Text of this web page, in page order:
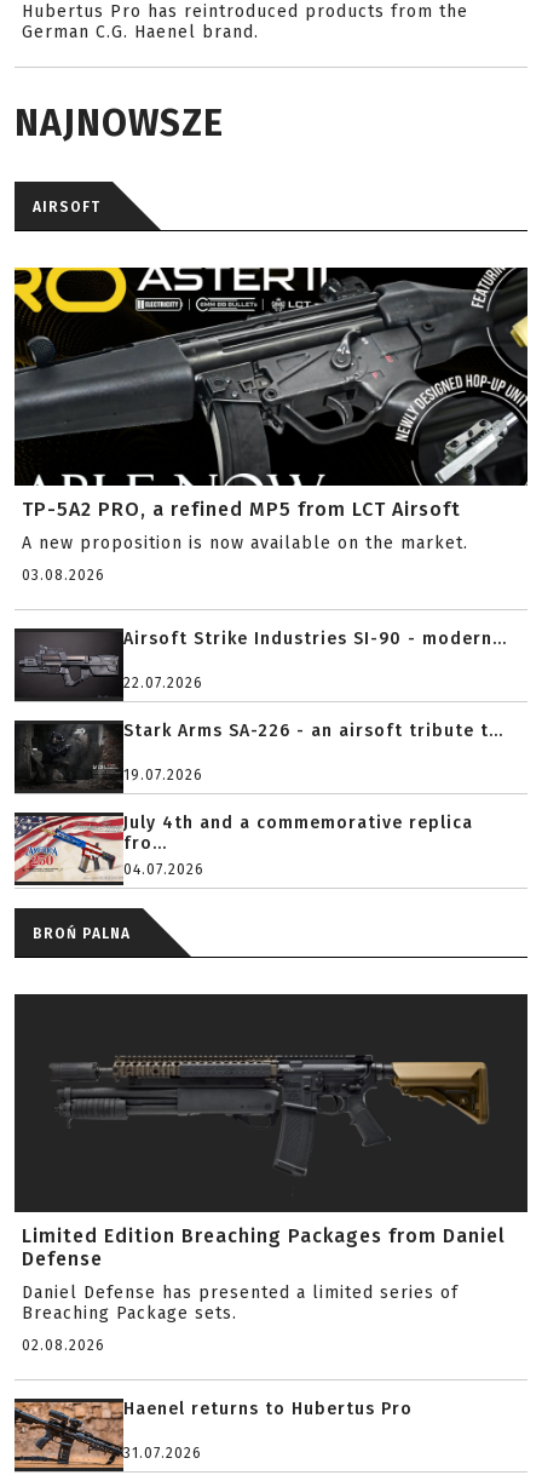
Hubertus Pro has reintroduced products from the
German C.G. Haenel brand.
NAJNOWSZE
AIRSOFT
TP-5A2 PRO, a refined MP5 from LCT Airsoft
A new proposition is now available on the market.
03.08.2026
Airsoft Strike Industries SI-90 - modern...
22.07.2026
Stark Arms SA-226 - an airsoft tribute t...
19.07.2026
July 4th and a commemorative replica
fro...
04.07.2026
BROŃ PALNA
Limited Edition Breaching Packages from Daniel
Defense
Daniel Defense has presented a limited series of
Breaching Package sets.
02.08.2026
Haenel returns to Hubertus Pro
31.07.2026